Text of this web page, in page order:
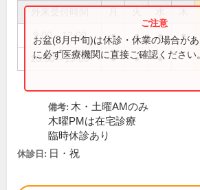
9:00～12:00 ● ● ● ●
16:30～19:00 ● ● ●
お盆(8月中旬)は休診・休業の場合が
に必ず医療機関に直接ご確認ください。
備考: 木・土曜AMのみ
木曜PMは在宅診療
臨時休診あり
休診日: 日・祝